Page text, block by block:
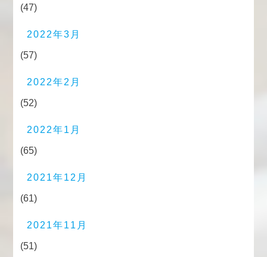
(47)
2022年3月
(57)
2022年2月
(52)
2022年1月
(65)
2021年12月
(61)
2021年11月
(51)